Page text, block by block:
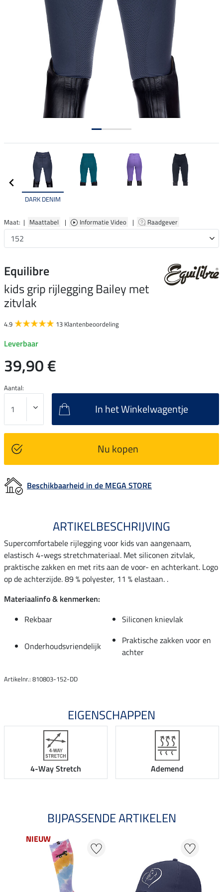
DARK DENIM
Maat: | Maattabel | Informatie Video | Raadgever
Equilibre
kids grip rijlegging Bailey met
zitvlak
4.9 13 Klantenbeoordeling
Leverbaar
39,90 €
Aantal:
In het Winkelwagentje
Nu kopen
Beschikbaarheid in de MEGA STORE
ARTIKELBESCHRIJVING
Supercomfortabele rijlegging voor kids van aangenaam,
elastisch 4-wegs stretchmateriaal. Met siliconen zitvlak,
praktische zakken en met rits aan de voor- en achterkant. Logo
op de achterzijde. 89 % polyester, 11 % elastaan. .
Materiaalinfo & kenmerken:
Rekbaar
Siliconen knievlak
Onderhoudsvriendelijk
Praktische zakken voor en
achter
Artikelnr.: 810803-152-DD
EIGENSCHAPPEN
4-Way Stretch Ademend
BIJPASSENDE ARTIKELEN
NIEUW